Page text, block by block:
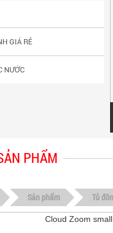
GIÁ RẺ
NƯỚC
PHẨM
Sản phẩm Tủ